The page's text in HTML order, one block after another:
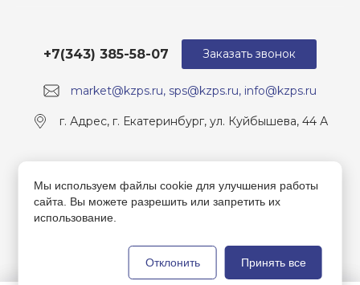
market@kzps.ru, sps@kzps.ru, info@kzps.ru
+7(343) 385-58-07
г. Адрес, г. Екатеринбург, ул. Куйбышева, 44 А
Заказать звонок
Мы используем файлы cookie для улучшения работы
сайта. Вы можете разрешить или запретить их
использование.
Отклонить Принять все